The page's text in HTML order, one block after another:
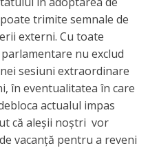
trimite semnale de
externi. Cu toate
nu exclud
sesiuni extraordinare
în eventualitatea în care
actualul impas
că aleșii noștri vor
vacanță pentru a reveni